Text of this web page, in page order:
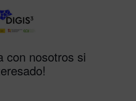
con nosotros si